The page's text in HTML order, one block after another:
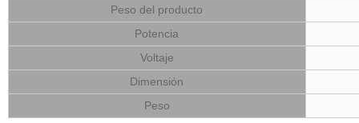
Peso del producto
Potencia
Voltaje
Dimensión
Peso